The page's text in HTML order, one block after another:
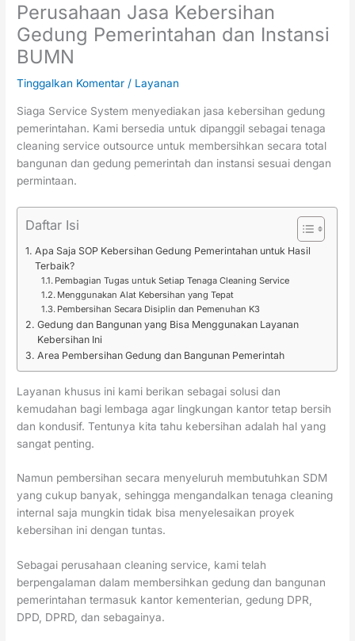
Perusahaan Jasa Kebersihan
Gedung Pemerintahan dan Instansi
BUMN
Tinggalkan Komentar / Layanan
Siaga Service System menyediakan jasa kebersihan gedung
pemerintahan. Kami bersedia untuk dipanggil sebagai tenaga
cleaning service outsource untuk membersihkan secara total
bangunan dan gedung pemerintah dan instansi sesuai dengan
permintaan.
Daftar Isi
Apa Saja SOP Kebersihan Gedung Pemerintahan untuk Hasil
Terbaik?
Pembagian Tugas untuk Setiap Tenaga Cleaning Service
Menggunakan Alat Kebersihan yang Tepat
Pembersihan Secara Disiplin dan Pemenuhan K3
Gedung dan Bangunan yang Bisa Menggunakan Layanan
Kebersihan Ini
Area Pembersihan Gedung dan Bangunan Pemerintah
Layanan khusus ini kami berikan sebagai solusi dan
kemudahan bagi lembaga agar lingkungan kantor tetap bersih
dan kondusif. Tentunya kita tahu kebersihan adalah hal yang
sangat penting.
Namun pembersihan secara menyeluruh membutuhkan SDM
yang cukup banyak, sehingga mengandalkan tenaga cleaning
internal saja mungkin tidak bisa menyelesaikan proyek
kebersihan ini dengan tuntas.
Sebagai perusahaan cleaning service, kami telah
berpengalaman dalam membersihkan gedung dan bangunan
pemerintahan termasuk kantor kementerian, gedung DPR,
DPD, DPRD, dan sebagainya.